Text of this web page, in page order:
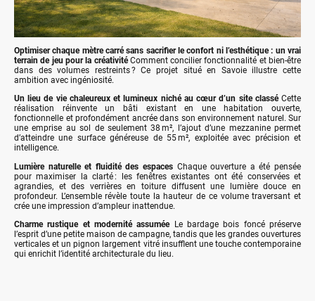
Optimiser chaque mètre carré sans sacrifier le confort ni l’esthétique : un vrai
terrain de jeu pour la créativitéComment concilier fonctionnalité et bien-être
dans des volumes restreints ? Ce projet situé en Savoie illustre cette
ambition avec ingéniosité.
Un lieu de vie chaleureux et lumineux niché au cœur d’un site classéCette
réalisation réinvente un bâti existant en une habitation ouverte,
fonctionnelle et profondément ancrée dans son environnement naturel. Sur
une emprise au sol de seulement 38 m², l’ajout d’une mezzanine permet
d’atteindre une surface généreuse de 55 m², exploitée avec précision et
intelligence.
Lumière naturelle et fluidité des espaces Chaque ouverture a été pensée
pour maximiser la clarté : les fenêtres existantes ont été conservées et
agrandies, et des verrières en toiture diffusent une lumière douce en
profondeur. L’ensemble révèle toute la hauteur de ce volume traversant et
crée une impression d’ampleur inattendue.
Charme rustique et modernité assuméeLe bardage bois foncé préserve
l’esprit d’une petite maison de campagne, tandis que les grandes ouvertures
verticales et un pignon largement vitré insufflent une touche contemporaine
qui enrichit l’identité architecturale du lieu.